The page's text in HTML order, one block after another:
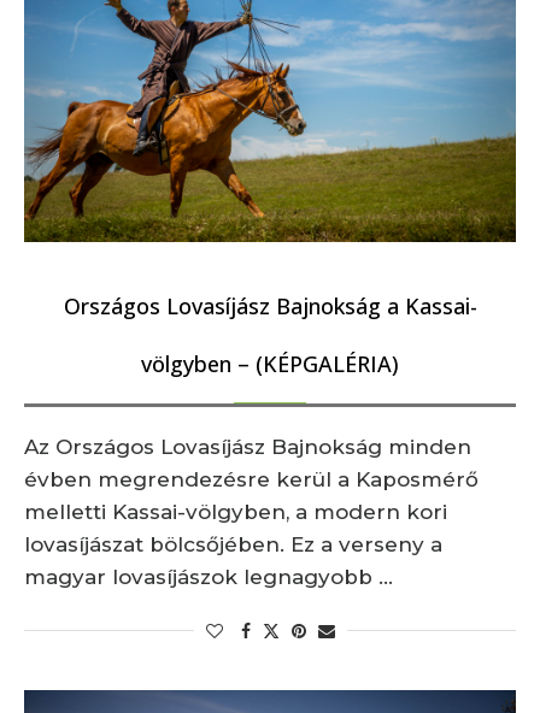
Országos Lovasíjász Bajnokság a Kassai-
völgyben – (KÉPGALÉRIA)
Az Országos Lovasíjász Bajnokság minden
évben megrendezésre kerül a Kaposmérő
melletti Kassai-völgyben, a modern kori
lovasíjászat bölcsőjében. Ez a verseny a
magyar lovasíjászok legnagyobb …